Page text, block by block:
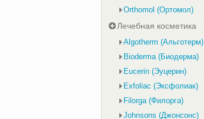
Orthomol (Ортомол)
Лечебная косметика
Algotherm (Альготерм)
Bioderma (Биодерма)
Eucerin (Эуцерин)
Exfoliac (Эксфолиак)
Filorga (Филорга)
Johnsons (Джонсонс)